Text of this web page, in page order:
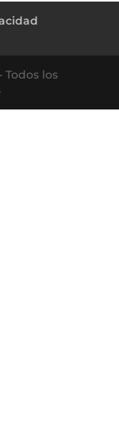
Todos los